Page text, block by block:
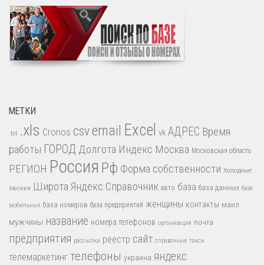
МЕТКИ
.txt .xls Cronos csvemail Excel vk АДРЕС Время
работы ГОРОД Долгота Индекс Москва Московская область
РЕГИОН Россия Рф Форма собственности Холодные
звонки Широта Яндекс.Справочник авто база база данных база
мобильных база номеров база предприятий женщины контакты маил
мужчины название номера телефонов организация почта
предприятия рассылки реестр сайт справочные такси
телемаркетинг телефоны украина яндекс